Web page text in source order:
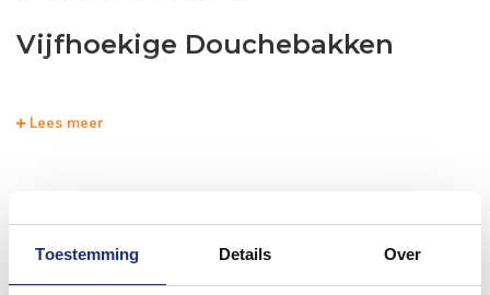
Toestemming Details Over
Vijfhoekige Douchebakken
dus verstanding om hier goed over na te denken. Belangrijke
U kunt de verschillende douchebakken online bekijken/bestellen,
maar ook willen wij u graag uitnodigen om bij ons in de showroom
Lees meer